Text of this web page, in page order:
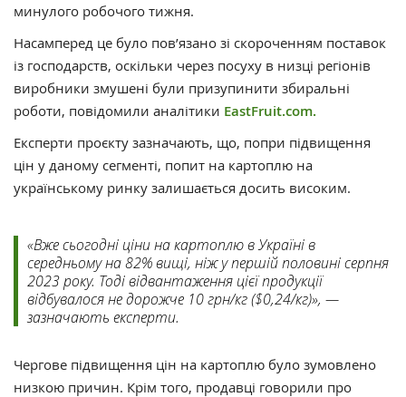
минулого робочого тижня.
Насамперед це було пов’язано зі скороченням поставок
із господарств, оскільки через посуху в низці регіонів
виробники змушені були призупинити збиральні
роботи, повідомили аналітики EastFruit.com.
Експерти проєкту зазначають, що, попри підвищення
цін у даному сегменті, попит на картоплю на
українському ринку залишається досить високим.
«Вже сьогодні ціни на картоплю в Україні в
середньому на 82% вищі, ніж у першій половині серпня
2023 року. Тоді відвантаження цієї продукції
відбувалося не дорожче 10 грн/кг ($0,24/кг)», —
зазначають експерти.
Чергове підвищення цін на картоплю було зумовлено
низкою причин. Крім того, продавці говорили про